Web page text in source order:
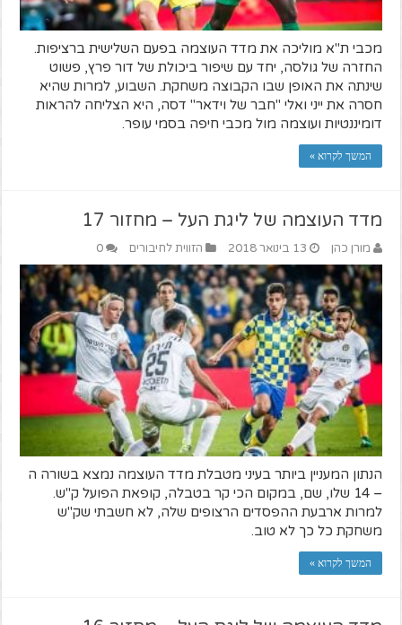
מכבי ת"א מוליכה את מדד העוצמה בפעם השלישית ברציפות.
החזרה של גולסה, יחד עם שיפור ביכולת של דור פרץ, פשוט
שינתה את האופן שבו הקבוצה משחקת. השבוע, למרות שהיא
חסרה את ייני ואלי "חבר של וידאר" דסה, היא הצליחה להראות
דומיננטיות ועוצמה מול מכבי חיפה בסמי עופר.
המשך לקרוא »
מדד העוצמה של ליגת העל – מחזור 17
מורן כהן 13 בינואר 2018 הזווית לחיבורים 0
הנתון המעניין ביותר בעיני מטבלת מדד העוצמה נמצא בשורה ה
– 14 שלו, שם, במקום הכי קר בטבלה, קופאת הפועל ק"ש.
למרות ארבעת ההפסדים הרצופים שלה, לא חשבתי שק"ש
משחקת כל כך לא טוב.
המשך לקרוא »